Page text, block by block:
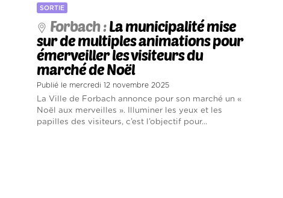
SORTIE
Forbach :La municipalité mise
sur de multiples animations pour
émerveiller les visiteurs du
marché de Noël
Publié le mercredi 12 novembre 2025
La Ville de Forbach annonce pour son marché un «
Noël aux merveilles ». Illuminer les yeux et les
papilles des visiteurs, c’est l’objectif pour...